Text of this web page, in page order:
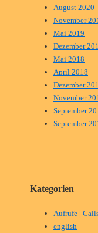
August 2020
November
Mai 2019
Dezember
Mai 2018
April 2018
Dezember
November
September
September
Kategorien
Aufrufe |
english